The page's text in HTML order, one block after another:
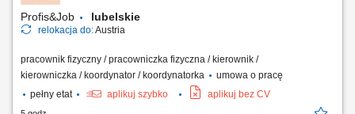
brygadzista,…) Wymagania:...
Profis&Job lubelskie
relokacja do:Austria
pracownik fizyczny / pracowniczka fizyczna / kierownik /
kierowniczka / koordynator / koordynatorka
umowa o pracę
pełny etat
aplikuj szybko aplikuj bez CV